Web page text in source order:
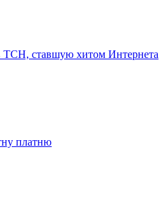
ТСН, ставшую хитом Интернета
платню